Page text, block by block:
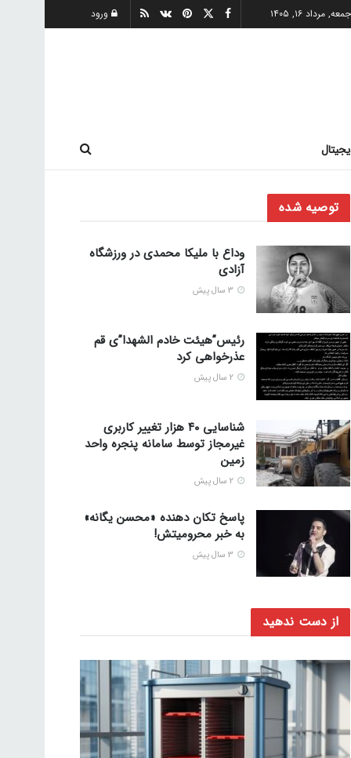
جمعه, مرداد ۱۶, ۱۴۰۵ ورود
توصیه شده
وداع با ملیکا محمدی در ورزشگاه
آزادی
رئیس”هیئت خادم الشهدا”ی قم
عذرخواهی کرد
شناسایی ۴۰ هزار تغییر کاربری
غیرمجاز توسط سامانه پنجره واحد
زمین
پاسخ تکان دهنده «محسن یگانه»
به خبر محرومیتش!
از دست ندهید